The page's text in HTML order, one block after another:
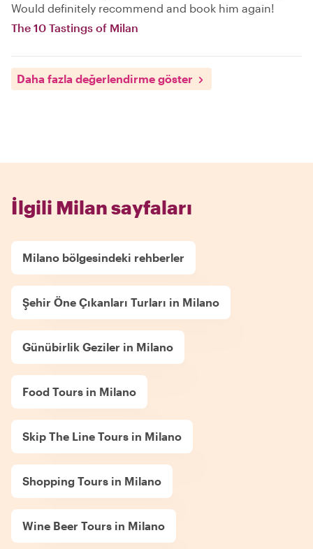
Would definitely recommend and book him again!
The 10 Tastings of Milan
Daha fazla değerlendirme göster
İlgili Milan sayfaları
Milano bölgesindeki rehberler
Şehir Öne Çıkanları Turları in Milano
Günübirlik Geziler in Milano
Food Tours in Milano
Skip The Line Tours in Milano
Shopping Tours in Milano
Wine Beer Tours in Milano